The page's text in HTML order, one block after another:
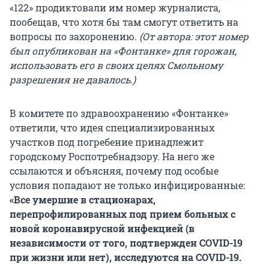
«122» продиктовали им номер журналиста,
пообещав, что хотя бы там смогут ответить на
вопросы по захоронению. (От автора: этот номер
был опубликован на «Фонтанке» для горожан,
использовать его в своих целях Смольному
разрешения не давалось.)
В комитете по здравоохранению «Фонтанке»
ответили, что идея специализированных
участков под погребение принадлежит
городскому Роспотребнадзору. На него же
ссылаются и объясняя, почему под особые
условия попадают не только инфицированные:
«Все умершие в стационарах,
перепрофилированных под прием больных с
новой коронавирусной инфекцией (в
независимости от того, подтвержден СOVID-19
при жизни или нет), исследуются на СOVID-19.